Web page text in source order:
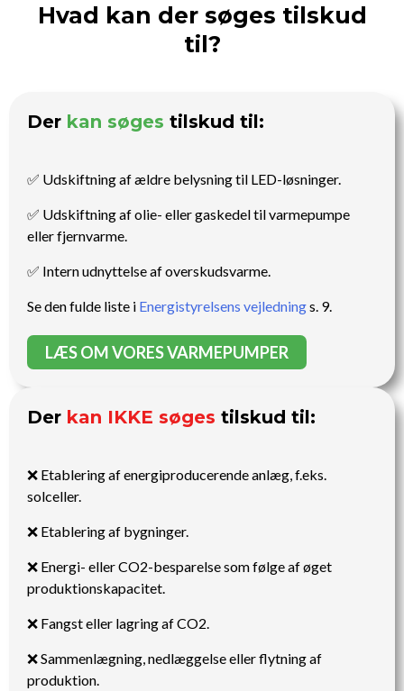
Hvad kan der søges tilskud
til?
Der kan søges tilskud til:
✅ Udskiftning af ældre belysning til LED-løsninger.
✅ Udskiftning af olie- eller gaskedel til varmepumpe
eller fjernvarme.
✅ Intern udnyttelse af overskudsvarme.
Se den fulde liste i Energistyrelsens vejlednings. 9.
LÆS OM VORES VARMEPUMPER
Der kan IKKE søges tilskud til:
❌ Etablering af energiproducerende anlæg, f.eks.
solceller.
❌ Etablering af bygninger.
❌ Energi- eller CO2-besparelse som følge af øget
produktionskapacitet.
❌ Fangst eller lagring af CO2.
❌ Sammenlægning, nedlæggelse eller flytning af
produktion.